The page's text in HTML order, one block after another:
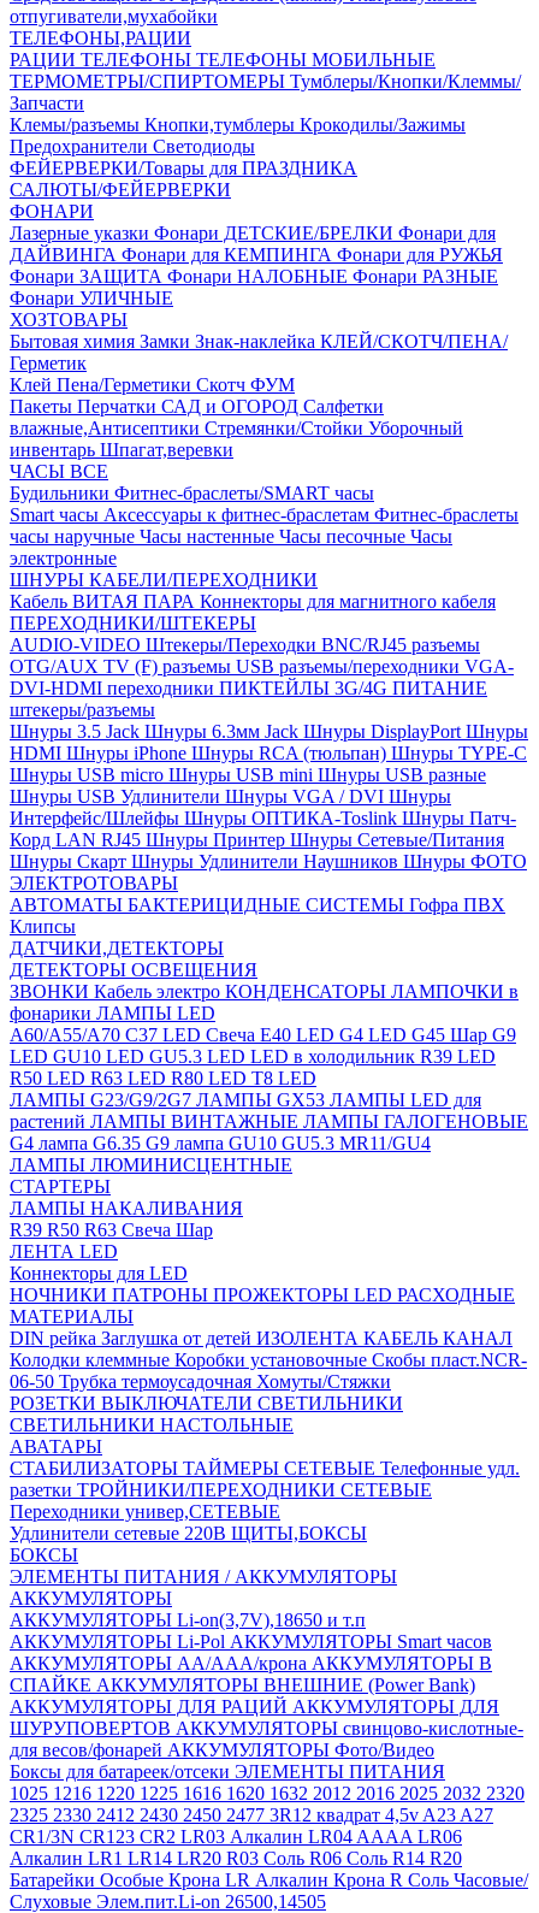
отпугиватели,мухабойки
ТЕЛЕФОНЫ,РАЦИИ
РАЦИИ ТЕЛЕФОНЫ ТЕЛЕФОНЫ МОБИЛЬНЫЕ
ТЕРМОМЕТРЫ/СПИРТОМЕРЫ Тумблеры/Кнопки/Клеммы/
Запчасти
Клемы/разъемы Кнопки,тумблеры Крокодилы/Зажимы
Предохранители Светодиоды
ФЕЙЕРВЕРКИ/Товары для ПРАЗДНИКА
САЛЮТЫ/ФЕЙЕРВЕРКИ
ФОНАРИ
Лазерные указки Фонари ДЕТСКИЕ/БРЕЛКИ Фонари для
ДАЙВИНГА Фонари для КЕМПИНГА Фонари для РУЖЬЯ
Фонари ЗАЩИТА Фонари НАЛОБНЫЕ Фонари РАЗНЫЕ
Фонари УЛИЧНЫЕ
ХОЗТОВАРЫ
Бытовая химия Замки Знак-наклейка КЛЕЙ/СКОТЧ/ПЕНА/
Герметик
Клей Пена/Герметики Скотч ФУМ
Пакеты Перчатки САД и ОГОРОД Салфетки
влажные,Антисептики Стремянки/Стойки Уборочный
инвентарь Шпагат,веревки
ЧАСЫ ВСЕ
Будильники Фитнес-браслеты/SMART часы
Smart часы Аксессуары к фитнес-браслетам Фитнес-браслеты
часы наручные Часы настенные Часы песочные Часы
электронные
ШНУРЫ КАБЕЛИ/ПЕРЕХОДНИКИ
Кабель ВИТАЯ ПАРА Коннекторы для магнитного кабеля
ПЕРЕХОДНИКИ/ШТЕКЕРЫ
AUDIO-VIDEO Штекеры/Переходки BNC/RJ45 разъемы
OTG/AUX TV (F) разъемы USB разъемы/переходники VGA-
DVI-HDMI переходники ПИКТЕЙЛЫ 3G/4G ПИТАНИЕ
штекеры/разъемы
Шнуры 3.5 Jack Шнуры 6.3мм Jack Шнуры DisplayPort Шнуры
HDMI Шнуры iPhone Шнуры RCA (тюльпан) Шнуры TYPE-C
Шнуры USB micro Шнуры USB mini Шнуры USB разные
Шнуры USB Удлинители Шнуры VGA / DVI Шнуры
Интерфейс/Шлейфы Шнуры ОПТИКА-Toslink Шнуры Патч-
Корд LAN RJ45 Шнуры Принтер Шнуры Сетевые/Питания
Шнуры Скарт Шнуры Удлинители Наушников Шнуры ФОТО
ЭЛЕКТРОТОВАРЫ
АВТОМАТЫ БАКТЕРИЦИДНЫЕ СИСТЕМЫ Гофра ПВХ
Клипсы
ДАТЧИКИ,ДЕТЕКТОРЫ
ДЕТЕКТОРЫ ОСВЕЩЕНИЯ
ЗВОНКИ Кабель электро КОНДЕНСАТОРЫ ЛАМПОЧКИ в
фонарики ЛАМПЫ LED
A60/A55/A70 C37 LED Свеча E40 LED G4 LED G45 Шар G9
LED GU10 LED GU5.3 LED LED в холодильник R39 LED
R50 LED R63 LED R80 LED T8 LED
ЛАМПЫ G23/G9/2G7 ЛАМПЫ GX53 ЛАМПЫ LED для
растений ЛАМПЫ ВИНТАЖНЫЕ ЛАМПЫ ГАЛОГЕНОВЫЕ
G4 лампа G6.35 G9 лампа GU10 GU5.3 MR11/GU4
ЛАМПЫ ЛЮМИНИСЦЕНТНЫЕ
СТАРТЕРЫ
ЛАМПЫ НАКАЛИВАНИЯ
R39 R50 R63 Свеча Шар
ЛЕНТА LED
Коннекторы для LED
НОЧНИКИ ПАТРОНЫ ПРОЖЕКТОРЫ LED РАСХОДНЫЕ
МАТЕРИАЛЫ
DIN рейка Заглушка от детей ИЗОЛЕНТА КАБЕЛЬ КАНАЛ
Колодки клеммные Коробки установочные Скобы пласт.NCR-
06-50 Трубка термоусадочная Хомуты/Стяжки
РОЗЕТКИ ВЫКЛЮЧАТЕЛИ СВЕТИЛЬНИКИ
СВЕТИЛЬНИКИ НАСТОЛЬНЫЕ
АВАТАРЫ
СТАБИЛИЗАТОРЫ ТАЙМЕРЫ СЕТЕВЫЕ Телефонные удл.
разетки ТРОЙНИКИ/ПЕРЕХОДНИКИ СЕТЕВЫЕ
Переходники универ,СЕТЕВЫЕ
Удлинители сетевые 220В ЩИТЫ,БОКСЫ
БОКСЫ
ЭЛЕМЕНТЫ ПИТАНИЯ / АККУМУЛЯТОРЫ
АККУМУЛЯТОРЫ
АККУМУЛЯТОРЫ Li-on(3,7V),18650 и т.п
АККУМУЛЯТОРЫ Li-Pol АККУМУЛЯТОРЫ Smart часов
АККУМУЛЯТОРЫ АА/ААА/крона АККУМУЛЯТОРЫ В
СПАЙКЕ АККУМУЛЯТОРЫ ВНЕШНИЕ (Power Bank)
АККУМУЛЯТОРЫ ДЛЯ РАЦИЙ АККУМУЛЯТОРЫ ДЛЯ
ШУРУПОВЕРТОВ АККУМУЛЯТОРЫ свинцово-кислотные-
для весов/фонарей АККУМУЛЯТОРЫ Фото/Видео
Боксы для батареек/отсеки ЭЛЕМЕНТЫ ПИТАНИЯ
1025 1216 1220 1225 1616 1620 1632 2012 2016 2025 2032 2320
2325 2330 2412 2430 2450 2477 3R12 квадрат 4,5v A23 A27
CR1/3N CR123 CR2 LR03 Алкалин LR04 AAAA LR06
Алкалин LR1 LR14 LR20 R03 Соль R06 Соль R14 R20
Батарейки Особые Крона LR Алкалин Крона R Соль Часовые/
Слуховые Элем.пит.Li-on 26500,14505